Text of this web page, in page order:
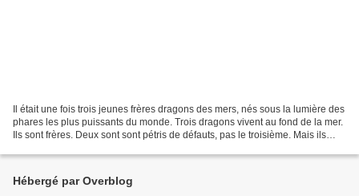
Il était une fois trois jeunes frères dragons des mers, nés sous la lumière des
phares les plus puissants du monde. Trois dragons vivent au fond de la mer.
Ils sont frères. Deux sont sont pétris de défauts, pas le troisième. Mais ils
Hébergé par Overblog